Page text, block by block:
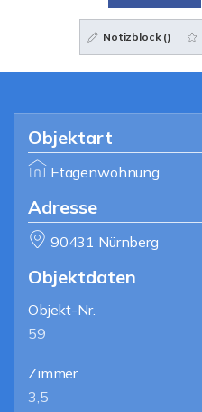
Notizblock ()
Objektart
Etagenwohnung
Adresse
90431 Nürnberg
Objektdaten
Objekt-Nr.
59
Zimmer
3,5